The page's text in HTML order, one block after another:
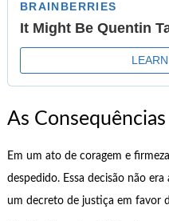
As
Em um ato de coragem e
despedido. Essa decisão não
um decreto de justiça em favor